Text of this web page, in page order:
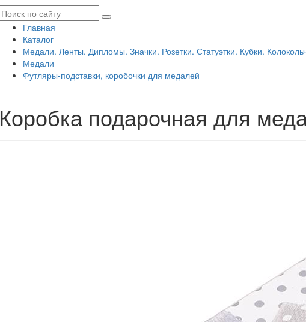
Главная
Каталог
Медали. Ленты. Дипломы. Значки. Розетки. Статуэтки. Кубки.
Медали
Футляры-подставки, коробочки для медалей
Коробка подарочная для